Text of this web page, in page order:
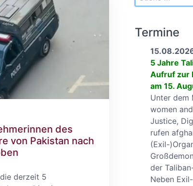
des
von Pakistan nach
derzeit 5
Termine
5 Jahre
Aufruf zur
am 15.
Unter
women
Justice,
rufen
(Exil-
der
Neben